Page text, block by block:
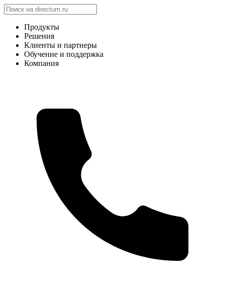
Продукты
Решения
Клиенты и партнеры
Обучение и поддержка
Компания